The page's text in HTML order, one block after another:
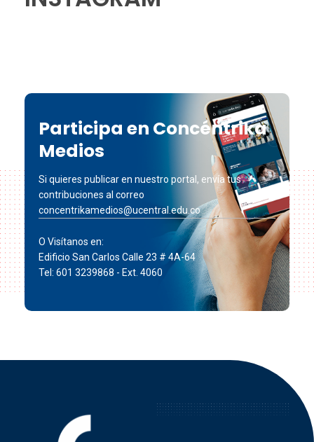
Participa en Concéntrika
Medios
Si quieres publicar en nuestro portal, envía tus
contribuciones al correo
concentrikamedios@ucentral.edu.co
O Visítanos en:
Edificio San Carlos Calle 23 # 4A-64
Tel: 601 3239868 - Ext. 4060